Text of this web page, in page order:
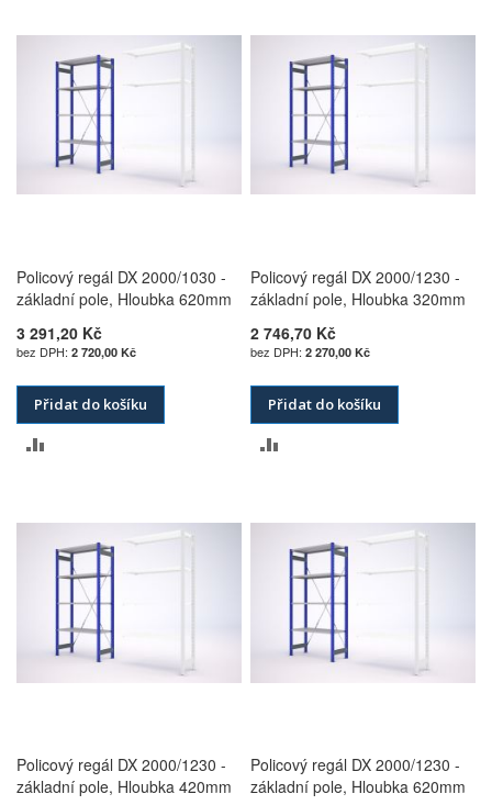
POROVNÁNÍ
POROVNÁNÍ
Policový regál DX 2000/1030 -
základní pole, Hloubka 620mm
3 291,20 Kč
2 720,00 Kč
Přidat do košíku
POROVNÁNÍ
Policový regál DX 2000/1230 -
základní pole, Hloubka 320mm
2 746,70 Kč
2 270,00 Kč
Přidat do košíku
POROVNÁNÍ
Policový regál DX 2000/1230 -
základní pole, Hloubka 420mm
Policový regál DX 2000/1230 -
základní pole, Hloubka 620mm